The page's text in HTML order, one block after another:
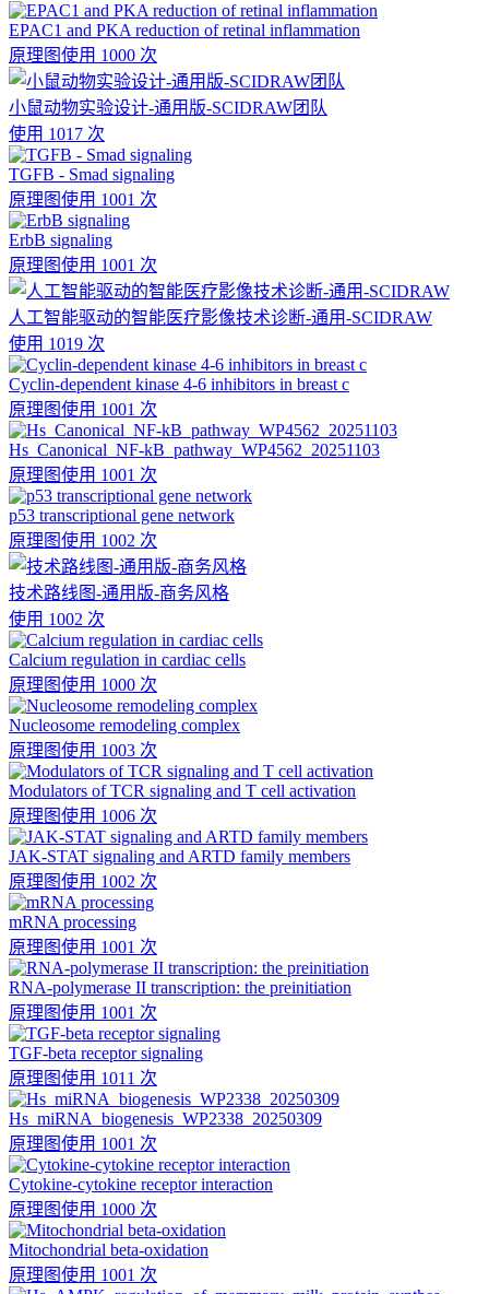
EPAC1 and PKA reduction of retinal inflammation
原理图使用 1000 次
小鼠动物实验设计-通用版-SCIDRAW团队
使用 1017 次
TGFB - Smad signaling
原理图使用 1001 次
ErbB signaling
原理图使用 1001 次
人工智能驱动的智能医疗影像技术诊断-通用-SCIDRAW
使用 1019 次
Cyclin-dependent kinase 4-6 inhibitors in breast c
原理图使用 1001 次
Hs_Canonical_NF-kB_pathway_WP4562_20251103
原理图使用 1001 次
p53 transcriptional gene network
原理图使用 1002 次
技术路线图-通用版-商务风格
使用 1002 次
Calcium regulation in cardiac cells
原理图使用 1000 次
Nucleosome remodeling complex
原理图使用 1003 次
Modulators of TCR signaling and T cell activation
原理图使用 1006 次
JAK-STAT signaling and ARTD family members
原理图使用 1002 次
mRNA processing
原理图使用 1001 次
RNA-polymerase II transcription: the preinitiation
原理图使用 1001 次
TGF-beta receptor signaling
原理图使用 1011 次
Hs_miRNA_biogenesis_WP2338_20250309
原理图使用 1001 次
Cytokine-cytokine receptor interaction
原理图使用 1000 次
Mitochondrial beta-oxidation
原理图使用 1001 次